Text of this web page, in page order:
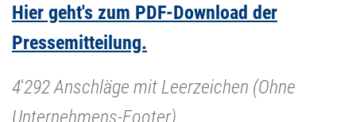
Hier geht's zum PDF-Download der
Pressemitteilung.
4'292 Anschläge mit Leerzeichen (Ohne
Unternehmens-Footer)